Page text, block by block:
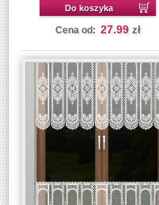
Do koszyka
Cena od: 27.99 zł